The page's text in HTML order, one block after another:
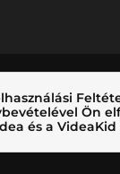
Ön
és a